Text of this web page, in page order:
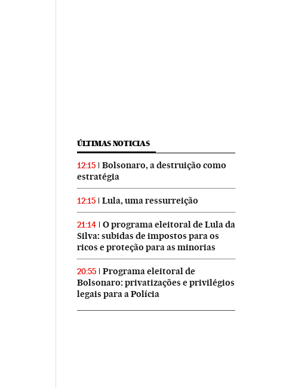
ÚLTIMAS NOTICIAS
12:15
Bolsonaro, a destruição como
estratégia
12:15 Lula, uma ressurreição
21:14
O programa eleitoral de Lula da
Silva: subidas de impostos para os
ricos e proteção para as minorias
20:55
Programa eleitoral de
Bolsonaro: privatizações e privilégios
legais para a Polícia